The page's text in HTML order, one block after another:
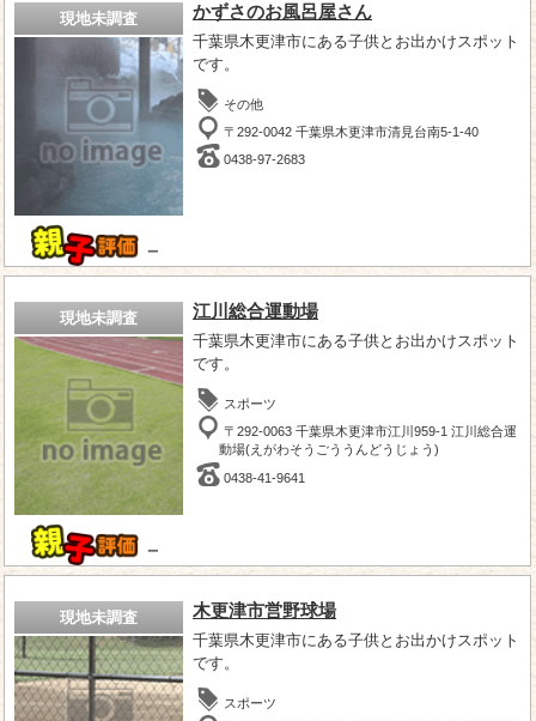
現地未調査
－
かずさのお風呂屋さん
千葉県木更津市にある子供とお出かけスポット
です。
その他
〒292-0042 千葉県木更津市清見台南5-1-40
0438-97-2683
現地未調査
－
江川総合運動場
千葉県木更津市にある子供とお出かけスポット
です。
スポーツ
〒292-0063 千葉県木更津市江川959-1 江川総合運
動場(えがわそうごううんどうじょう)
0438-41-9641
現地未調査 木更津市営野球場
千葉県木更津市にある子供とお出かけスポット
です。
スポーツ